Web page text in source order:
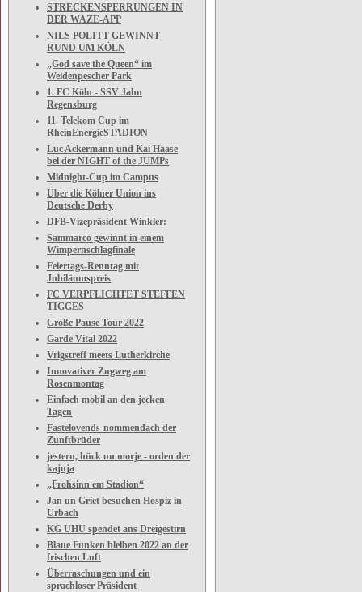
STRECKENSPERRUNGEN IN
DER WAZE-APP
NILS POLITT GEWINNT
RUND UM KÖLN
„God save the Queen“ im
Weidenpescher Park
1. FC Köln - SSV Jahn
Regensburg
11. Telekom Cup im
RheinEnergieSTADION
Luc Ackermann und Kai Haase
bei der NIGHT of the JUMPs
Midnight-Cup im Campus
Über die Kölner Union ins
Deutsche Derby
DFB-Vizepräsident Winkler:
Sammarco gewinnt in einem
Wimpernschlagfinale
Feiertags-Renntag mit
Jubiläumspreis
FC VERPFLICHTET STEFFEN
TIGGES
Große Pause Tour 2022
Garde Vital 2022
Vrigstreff meets Lutherkirche
Innovativer Zugweg am
Rosenmontag
Einfach mobil an den jecken
Tagen
Fastelovends-nommendach der
Zunftbrüder
jestern, hück un morje - orden der
kajuja
„Frohsinn em Stadion“
Jan un Griet besuchen Hospiz in
Urbach
KG UHU spendet ans Dreigestirn
Blaue Funken bleiben 2022 an der
frischen Luft
Überraschungen und ein
sprachloser Präsident